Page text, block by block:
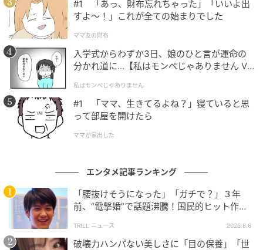
の記事をもっとみる
#1 「あっ、財布忘れちゃった」「いいよ出
すよ〜！」これが全ての始まりでした
ママ友の財布
入学式からわずか3日、娘のひと言が運命の
分かれ道に…【私はモンペじゃありません Vo
私はモンペじゃありません
#1 「ママ、生きてるよね？」寝ていると思
って部屋を開けたら
ママが家出した
エンタメ記事ランキング
「腰抜けそうになった」「ガチで？」３年
前、“電撃婚”で話題沸騰！国民的ヒット作
TRILL ニュース 2026.8.6
破壊力ハンパない美しさに「目の保養」「世